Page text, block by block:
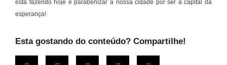
está fazendo hoje e parabenizar a nossa cidade por ser a capital da
esperança!
Esta gostando do conteúdo? Compartilhe!